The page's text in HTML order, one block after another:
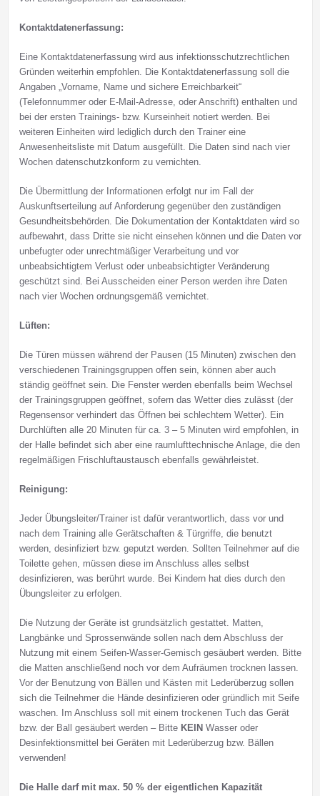
Kontaktdatenerfassung:
Eine Kontaktdatenerfassung wird aus infektionsschutzrechtlichen
Gründen weiterhin empfohlen. Die Kontaktdatenerfassung soll die
Angaben „Vorname, Name und sichere Erreichbarkeit“
(Telefonnummer oder E-Mail-Adresse, oder Anschrift) enthalten und
bei der ersten Trainings- bzw. Kurseinheit notiert werden. Bei
weiteren Einheiten wird lediglich durch den Trainer eine
Anwesenheitsliste mit Datum ausgefüllt. Die Daten sind nach vier
Wochen datenschutzkonform zu vernichten.
Die Übermittlung der Informationen erfolgt nur im Fall der
Auskunftserteilung auf Anforderung gegenüber den zuständigen
Gesundheitsbehörden. Die Dokumentation der Kontaktdaten wird so
aufbewahrt, dass Dritte sie nicht einsehen können und die Daten vor
unbefugter oder unrechtmäßiger Verarbeitung und vor
unbeabsichtigtem Verlust oder unbeabsichtigter Veränderung
geschützt sind. Bei Ausscheiden einer Person werden ihre Daten
nach vier Wochen ordnungsgemäß vernichtet.
Lüften:
Die Türen müssen während der Pausen (15 Minuten) zwischen den
verschiedenen Trainingsgruppen offen sein, können aber auch
ständig geöffnet sein. Die Fenster werden ebenfalls beim Wechsel
der Trainingsgruppen geöffnet, sofern das Wetter dies zulässt (der
Regensensor verhindert das Öffnen bei schlechtem Wetter). Ein
Durchlüften alle 20 Minuten für ca. 3 – 5 Minuten wird empfohlen, in
der Halle befindet sich aber eine raumlufttechnische Anlage, die den
regelmäßigen Frischluftaustausch ebenfalls gewährleistet.
Reinigung:
Jeder Übungsleiter/Trainer ist dafür verantwortlich, dass vor und
nach dem Training alle Gerätschaften & Türgriffe, die benutzt
werden, desinfiziert bzw. geputzt werden. Sollten Teilnehmer auf die
Toilette gehen, müssen diese im Anschluss alles selbst
desinfizieren, was berührt wurde. Bei Kindern hat dies durch den
Übungsleiter zu erfolgen.
Die Nutzung der Geräte ist grundsätzlich gestattet. Matten,
Langbänke und Sprossenwände sollen nach dem Abschluss der
Nutzung mit einem Seifen-Wasser-Gemisch gesäubert werden. Bitte
die Matten anschließend noch vor dem Aufräumen trocknen lassen.
Vor der Benutzung von Bällen und Kästen mit Lederüberzug sollen
sich die Teilnehmer die Hände desinfizieren oder gründlich mit Seife
waschen. Im Anschluss soll mit einem trockenen Tuch das Gerät
bzw. der Ball gesäubert werden – Bitte KEIN Wasser oder
Desinfektionsmittel bei Geräten mit Lederüberzug bzw. Bällen
verwenden!
Die Halle darf mit max. 50 % der eigentlichen Kapazität